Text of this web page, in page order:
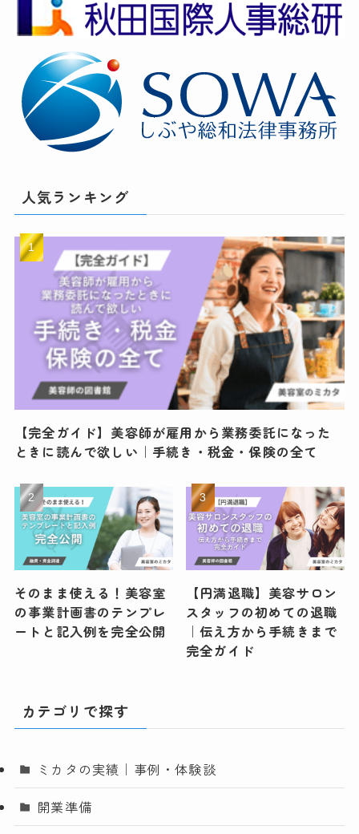
人気ランキング
【完全ガイド】美容師が雇用から業務委託になった
ときに読んで欲しい｜手続き・税金・保険の全て
そのまま使える！美容室
の事業計画書のテンプレ
ートと記入例を完全公開
【円満退職】美容サロン
スタッフの初めての退職
｜伝え方から手続きまで
完全ガイド
カテゴリで探す
ミカタの実績｜事例・体験談
開業準備